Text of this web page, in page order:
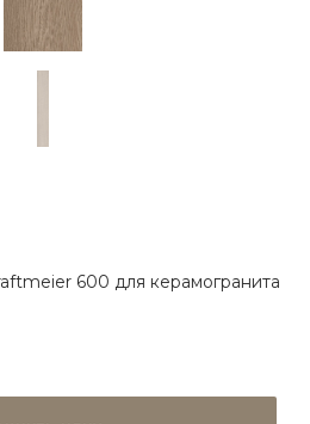
600 для керамогранита